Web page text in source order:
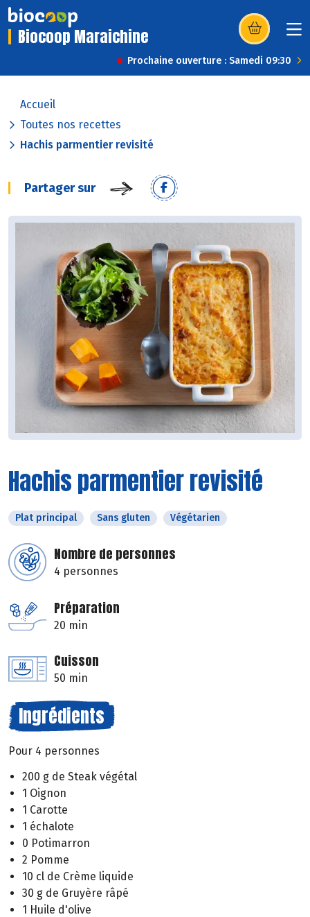
Biocoop Maraichine (s’ouvre dans
Prochaine ouverture : Samedi 09:30
Accueil
Toutes nos recettes
Hachis parmentier revisité
Partager sur
Hachis parmentier revisité
Plat principal Sans gluten Végétarien
Nombre de personnes
4 personnes
Préparation
20 min
Cuisson
50 min
Ingrédients
Pour 4 personnes
200 g de Steak végétal
1 Oignon
1 Carotte
1 échalote
0 Potimarron
2 Pomme
10 cl de Crème liquide
30 g de Gruyère râpé
1 Huile d'olive